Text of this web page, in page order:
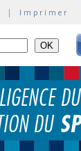
| Imprimer